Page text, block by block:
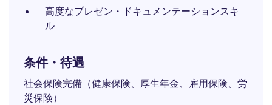
高度なプレゼン・ドキュメンテーションスキ
ル
条件・待遇
社会保険完備（健康保険、厚生年金、雇用保険、労
災保険）